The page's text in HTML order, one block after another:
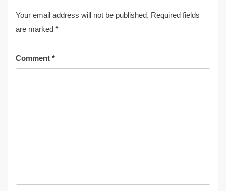
Your email address will not be published. Required fields
are marked *
Comment *